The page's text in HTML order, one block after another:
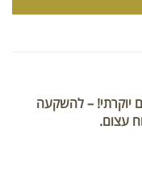
יוקרתי! – להשקעה
עצום.